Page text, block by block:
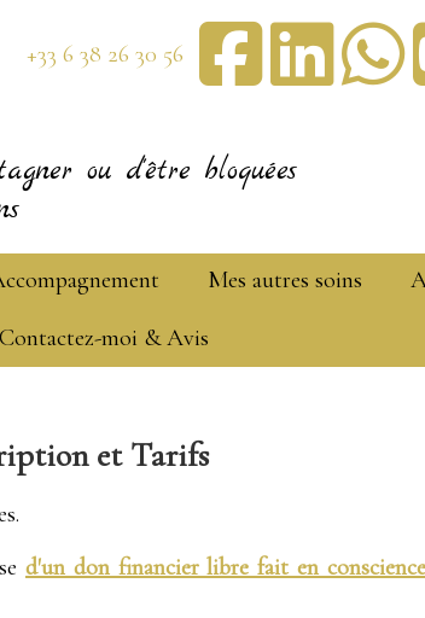
+33 6 38 26 30 56
ou d'être bloquées
Mes autres soins
Contactez-moi & Avis
et Tarifs
d'un don financier libre fait en conscience